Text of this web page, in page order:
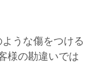
ような傷をつける
様の勘違いでは